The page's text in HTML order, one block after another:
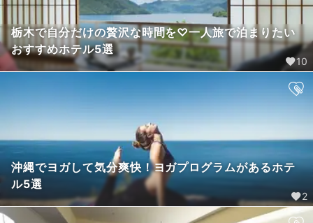
栃木で自分だけの贅沢な時間を♡一人旅で泊まりたい
おすすめホテル5選
10
沖縄でヨガして気分爽快！ヨガプログラムがあるホテ
ル5選
2